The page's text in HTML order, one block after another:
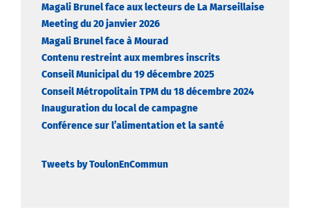
Magali Brunel face aux lecteurs de La Marseillaise
Meeting du 20 janvier 2026
Magali Brunel face à Mourad
Contenu restreint aux membres inscrits
Conseil Municipal du 19 décembre 2025
Conseil Métropolitain TPM du 18 décembre 2024
Inauguration du local de campagne
Conférence sur l’alimentation et la santé
Tweets by ToulonEnCommun